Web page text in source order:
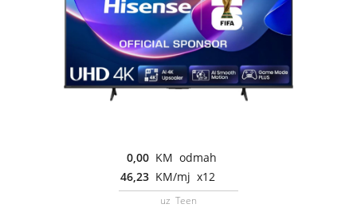
0,00 KM odmah
46,23 KM/mj x12
uz Teen